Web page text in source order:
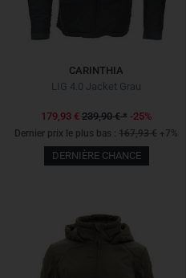
CARINTHIA
LIG 4.0 Jacket Grau
179,93 € 239,90 €* -25%
Dernier prix le plus bas : 167,93 € +7%
DERNIÈRE CHANCE